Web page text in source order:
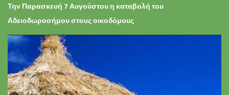
Την Παρασκευή 7 Αυγούστου η καταβολή του
Αδειοδωροσήμου στους οικοδόμους